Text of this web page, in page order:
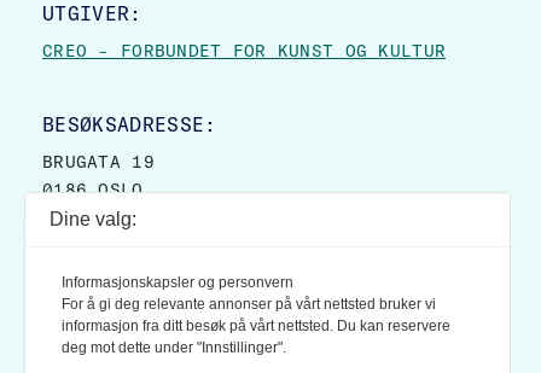
UTGIVER:
CREO – FORBUNDET FOR KUNST OG KULTUR
BESØKSADRESSE:
BRUGATA 19
0186 OSLO
POSTBOKS 9007 GRØNLAND
0133 OSLO
LES OGSÅ:
Dine valg:
Informasjonskapsler og personvern
For å gi deg relevante annonser på vårt nettsted bruker vi
informasjon fra ditt besøk på vårt nettsted. Du kan reservere
deg mot dette under "Innstillinger".